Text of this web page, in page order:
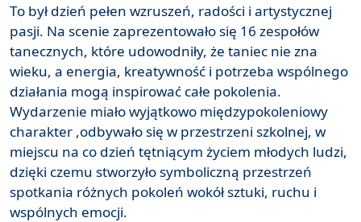
To był dzień pełen wzruszeń, radości i artystycznej
pasji. Na scenie zaprezentowało się 16 zespołów
tanecznych, które udowodniły, że taniec nie zna
wieku, a energia, kreatywność i potrzeba wspólnego
działania mogą inspirować całe pokolenia.
Wydarzenie miało wyjątkowo międzypokoleniowy
charakter ,odbywało się w przestrzeni szkolnej, w
miejscu na co dzień tętniącym życiem młodych ludzi,
dzięki czemu stworzyło symboliczną przestrzeń
spotkania różnych pokoleń wokół sztuki, ruchu i
wspólnych emocji.